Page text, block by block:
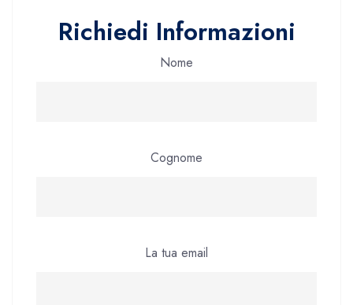
Richiedi Informazioni
Nome
Cognome
La tua email